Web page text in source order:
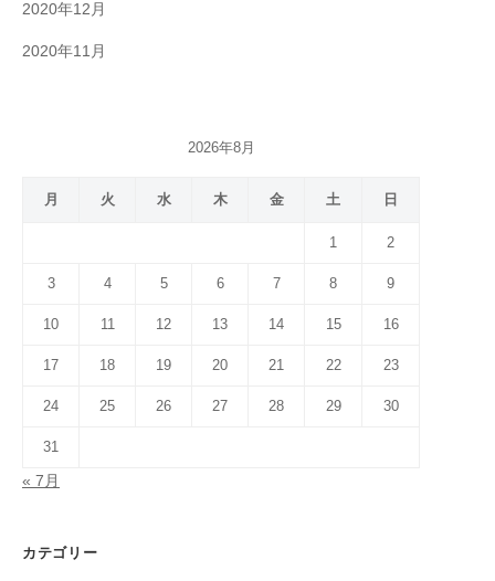
2020年12月
2020年11月
2026年8月
月 火 水 木 金 土 日
1 2
3 4 5 6 7 8 9
10 11 12 13 14 15 16
17 18 19 20 21 22 23
24 25 26 27 28 29 30
31
« 7月
カテゴリー